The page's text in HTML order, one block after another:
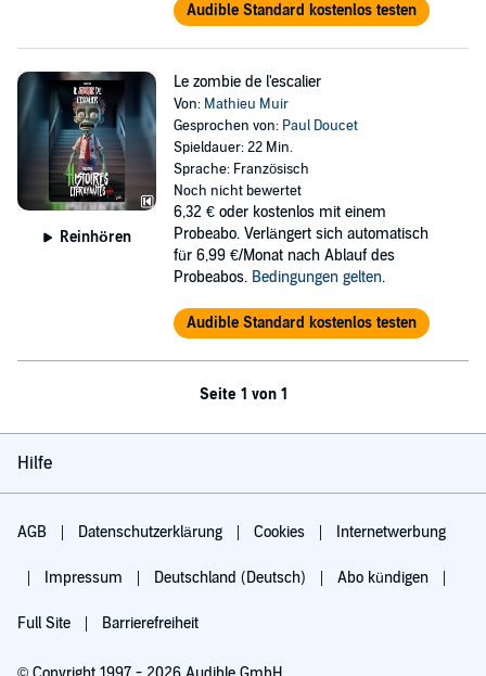
Audible Standard kostenlos testen
Reinhören
Le zombie de l'escalier
Von: Mathieu Muir
Gesprochen von: Paul Doucet
Spieldauer: 22 Min.
Sprache: Französisch
Noch nicht bewertet
6,32 € oder kostenlos mit einem
Probeabo. Verlängert sich automatisch
für 6,99 €/Monat nach Ablauf des
Probeabos. Bedingungen gelten.
Audible Standard kostenlos testen
Seite 1 von 1
Hilfe
AGB Datenschutzerklärung Cookies Internetwerbung
Impressum Deutschland (Deutsch) Abo kündigen
Full Site Barrierefreiheit